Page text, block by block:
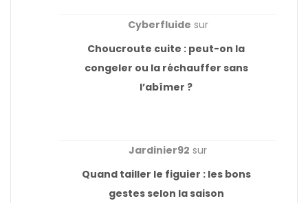
Cyberfluide sur
Choucroute cuite : peut-on la
congeler ou la réchauffer sans
l’abîmer ?
Jardinier92 sur
Quand tailler le figuier : les bons
gestes selon la saison